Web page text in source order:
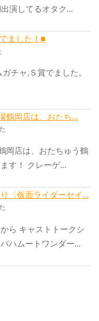
演してるオタク...
ました！■
チャ,Ｓ賞でました。
鶴岡店は、おたち...
岡店は、おたちゅう鶴
す！ クレーゲ...
〈仮面ライダーセイ...
ら キャストトークシ
ハムートワンダー...